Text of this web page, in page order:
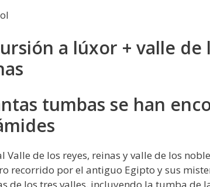
a lúxor + valle
tumbas se han
Valle de los reyes, reinas y valle de los
recorrido por el antiguo Egipto y sus